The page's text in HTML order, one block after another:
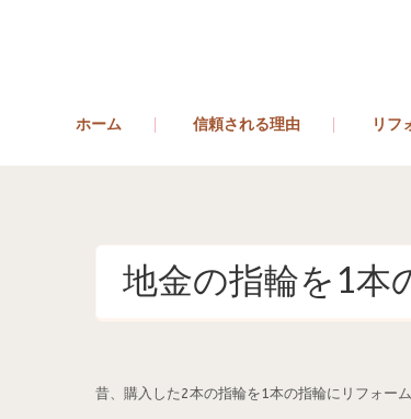
ホーム 信頼される理由 リフ
地金の指輪を1本
昔、購入した2本の指輪を1本の指輪にリフォー